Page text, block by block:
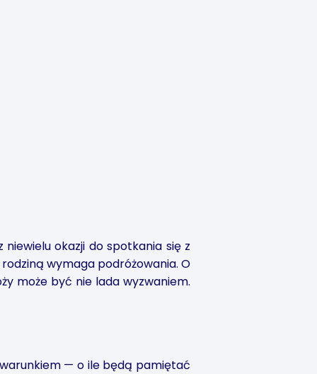
okazji do spotkania się z
wymaga podróżowania. O
może być nie lada wyzwaniem.
— o ile będą pamiętać